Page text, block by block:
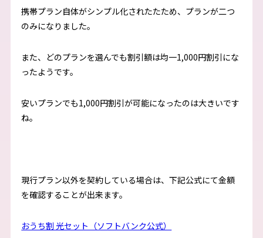
携帯プラン自体がシンプル化されたたため、プランが二つ
のみになりました。
また、どのプランを選んでも割引額は均一1,000円割引にな
ったようです。
安いプランでも1,000円割引が可能になったのは大きいです
ね。
現行プラン以外を契約している場合は、下記公式にて金額
を確認することが出来ます。
おうち割 光セット（ソフトバンク公式）